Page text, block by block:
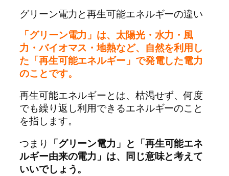
グリーン電力と再生可能エネルギーの違い
「グリーン電力」は、太陽光・水力・風
力・バイオマス・地熱など、自然を利用し
た「再生可能エネルギー」で発電した電力
のことです。
再生可能エネルギーとは、枯渇せず、何度
でも繰り返し利用できるエネルギーのこと
を指します。
つまり 「グリーン電力」と「再生可能エネ
ルギー由来の電力」は、同じ意味と考えて
いいでしょう。